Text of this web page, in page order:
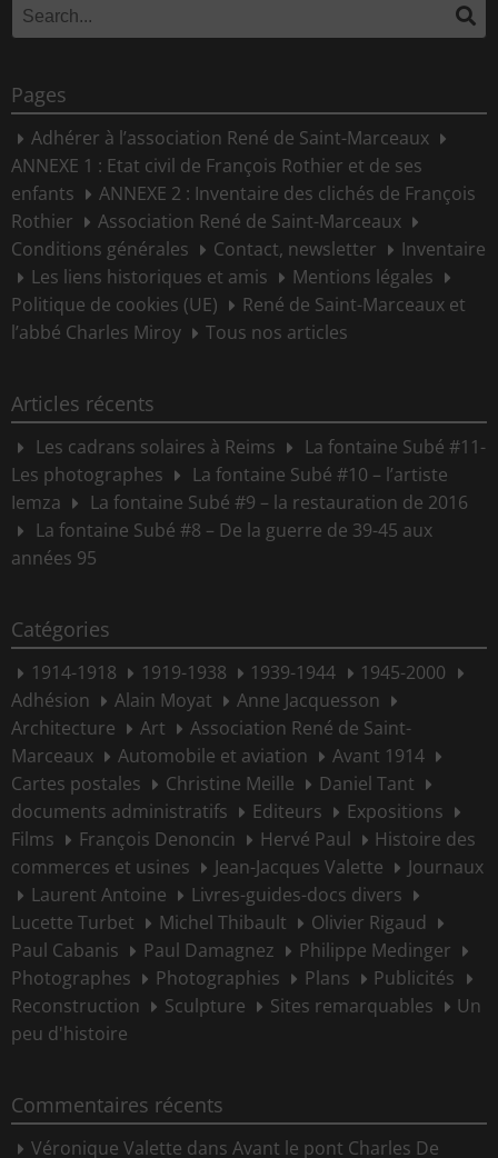
Search
for:
Pages
Adhérer à l’association René de Saint-Marceaux
ANNEXE 1 : Etat civil de François Rothier et de ses
enfants
ANNEXE 2 : Inventaire des clichés de François
Rothier
Association René de Saint-Marceaux
Conditions générales
Contact, newsletter
Inventaire
Les liens historiques et amis
Mentions légales
Politique de cookies (UE)
René de Saint-Marceaux et
l’abbé Charles Miroy
Tous nos articles
Articles récents
Les cadrans solaires à Reims
La fontaine Subé #11-
Les photographes
La fontaine Subé #10 – l’artiste
Iemza
La fontaine Subé #9 – la restauration de 2016
La fontaine Subé #8 – De la guerre de 39-45 aux
années 95
Catégories
1914-1918 1919-1938 1939-1944
1945-2000
Adhésion
Alain Moyat
Anne Jacquesson
Architecture
Art
Association René de Saint-
Marceaux
Automobile et aviation
Avant 1914
Cartes postales
Christine Meille
Daniel Tant
documents administratifs
Editeurs
Expositions
Films
François Denoncin Hervé Paul
Histoire des
commerces et usines
Jean-Jacques Valette
Journaux
Laurent Antoine
Livres-guides-docs divers
Lucette Turbet
Michel Thibault
Olivier Rigaud
Paul Cabanis
Paul Damagnez
Philippe Medinger
Photographes
Photographies Plans
Publicités
Reconstruction
Sculpture Sites remarquables
Un
peu d'histoire
Commentaires récents
Véronique Valette dans Avant le pont Charles De